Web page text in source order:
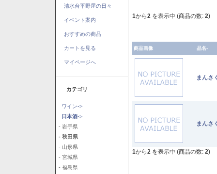
清水台平野屋の日々
イベント案内
おすすめの商品
カートを見る
マイページへ
カテゴリ
ワイン->
日本酒->
- 岩手県
- 秋田県
- 山形県
- 宮城県
- 福島県
1から2 を表示中 (商品の数: 2)
商品画像 品名-
まん
まん
1から2 を表示中 (商品の数: 2)